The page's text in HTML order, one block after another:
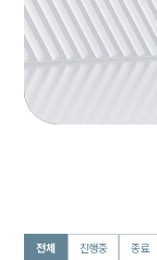
전체 진행중 종료